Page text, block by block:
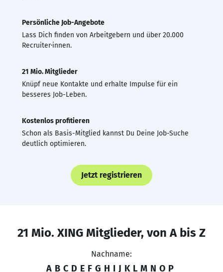
Persönliche Job-Angebote
Lass Dich finden von Arbeitgebern und über 20.000
Recruiter·innen.
21 Mio. Mitglieder
Knüpf neue Kontakte und erhalte Impulse für ein
besseres Job-Leben.
Kostenlos profitieren
Schon als Basis-Mitglied kannst Du Deine Job-Suche
deutlich optimieren.
Jetzt registrieren
21 Mio. XING Mitglieder, von A bis Z
Nachname:
A B C D E F G H I J K L M N O P